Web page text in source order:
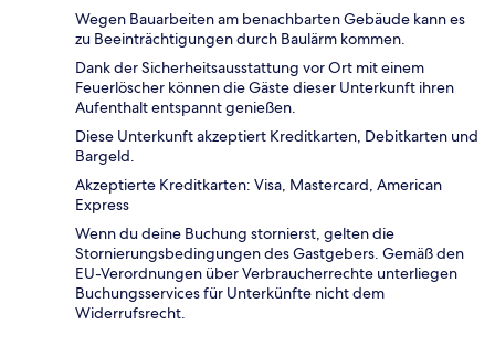
Wegen Bauarbeiten am benachbarten Gebäude kann es
zu Beeinträchtigungen durch Baulärm kommen.
Dank der Sicherheitsausstattung vor Ort mit einem
Feuerlöscher können die Gäste dieser Unterkunft ihren
Aufenthalt entspannt genießen.
Diese Unterkunft akzeptiert Kreditkarten, Debitkarten und
Bargeld.
Akzeptierte Kreditkarten: Visa, Mastercard, American
Express
Wenn du deine Buchung stornierst, gelten die
Stornierungsbedingungen des Gastgebers. Gemäß den
EU-Verordnungen über Verbraucherrechte unterliegen
Buchungsservices für Unterkünfte nicht dem
Widerrufsrecht.